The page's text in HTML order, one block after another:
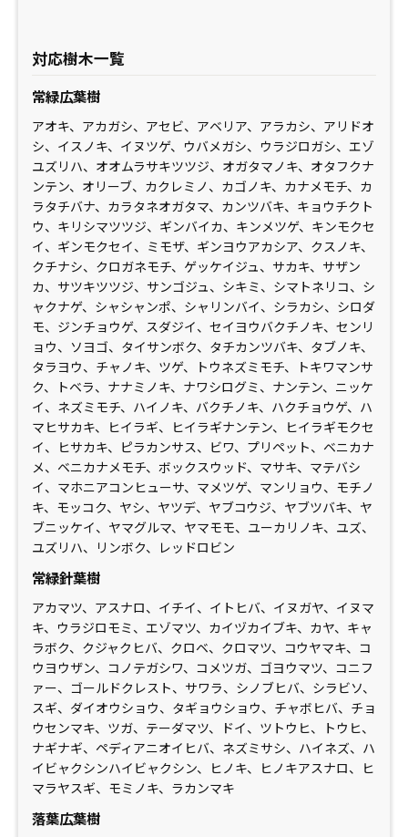
対応樹木一覧
常緑広葉樹
アオキ、アカガシ、アセビ、アベリア、アラカシ、アリドオ
シ、イスノキ、イヌツゲ、ウバメガシ、ウラジロガシ、エゾ
ユズリハ、オオムラサキツツジ、オガタマノキ、オタフクナ
ンテン、オリーブ、カクレミノ、カゴノキ、カナメモチ、カ
ラタチバナ、カラタネオガタマ、カンツバキ、キョウチクト
ウ、キリシマツツジ、ギンバイカ、キンメツゲ、キンモクセ
イ、ギンモクセイ、ミモザ、ギンヨウアカシア、クスノキ、
クチナシ、クロガネモチ、ゲッケイジュ、サカキ、サザン
カ、サツキツツジ、サンゴジュ、シキミ、シマトネリコ、シ
ャクナゲ、シャシャンポ、シャリンバイ、シラカシ、シロダ
モ、ジンチョウゲ、スダジイ、セイヨウバクチノキ、センリ
ョウ、ソヨゴ、タイサンボク、タチカンツバキ、タブノキ、
タラヨウ、チャノキ、ツゲ、トウネズミモチ、トキワマンサ
ク、トベラ、ナナミノキ、ナワシログミ、ナンテン、ニッケ
イ、ネズミモチ、ハイノキ、バクチノキ、ハクチョウゲ、ハ
マヒサカキ、ヒイラギ、ヒイラギナンテン、ヒイラギモクセ
イ、ヒサカキ、ピラカンサス、ビワ、プリペット、ベニカナ
メ、ベニカナメモチ、ボックスウッド、マサキ、マテバシ
イ、マホニアコンヒューサ、マメツゲ、マンリョウ、モチノ
キ、モッコク、ヤシ、ヤツデ、ヤブコウジ、ヤブツバキ、ヤ
ブニッケイ、ヤマグルマ、ヤマモモ、ユーカリノキ、ユズ、
ユズリハ、リンボク、レッドロビン
常緑針葉樹
アカマツ、アスナロ、イチイ、イトヒバ、イヌガヤ、イヌマ
キ、ウラジロモミ、エゾマツ、カイヅカイブキ、カヤ、キャ
ラボク、クジャクヒバ、クロベ、クロマツ、コウヤマキ、コ
ウヨウザン、コノテガシワ、コメツガ、ゴヨウマツ、コニフ
ァー、ゴールドクレスト、サワラ、シノブヒバ、シラビソ、
スギ、ダイオウショウ、タギョウショウ、チャボヒバ、チョ
ウセンマキ、ツガ、テーダマツ、ドイ、ツトウヒ、トウヒ、
ナギナギ、ペディアニオイヒバ、ネズミサシ、ハイネズ、ハ
イビャクシンハイビャクシン、ヒノキ、ヒノキアスナロ、ヒ
マラヤスギ、モミノキ、ラカンマキ
落葉広葉樹